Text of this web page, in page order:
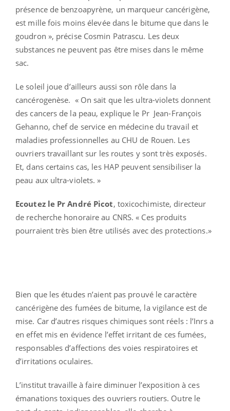
présence de benzoapyrène, un marqueur cancérigène,
est mille fois moins élevée dans le bitume que dans le
goudron », précise Cosmin Patrascu. Les deux
substances ne peuvent pas être mises dans le même
sac.
Le soleil joue d’ailleurs aussi son rôle dans la
cancérogenèse. « On sait que les ultra-violets donnent
des cancers de la peau, explique le Pr Jean-François
Gehanno, chef de service en médecine du travail et
maladies professionnelles au CHU de Rouen. Les
ouvriers travaillant sur les routes y sont très exposés.
Et, dans certains cas, les HAP peuvent sensibiliser la
peau aux ultra-violets. »
Ecoutez le Pr André Picot, toxicochimiste, directeur
de recherche honoraire au CNRS. « Ces produits
pourraient très bien être utilisés avec des protections.»
Bien que les études n’aient pas prouvé le caractère
cancérigène des fumées de bitume, la vigilance est de
mise. Car d’autres risques chimiques sont réels : l’Inrs a
en effet mis en évidence l’effet irritant de ces fumées,
responsables d’affections des voies respiratoires et
d’irritations oculaires.
L’institut travaille à faire diminuer l’exposition à ces
émanations toxiques des ouvriers routiers. Outre le